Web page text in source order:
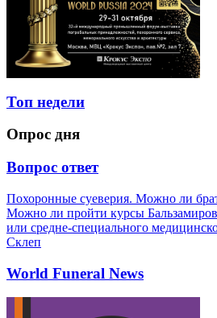
Топ недели
Опрос дня
Вопрос ответ
Похоронные суеверия. Можно ли
Можно ли пройти курсы
или средне-специального
Склеп
World Funeral News